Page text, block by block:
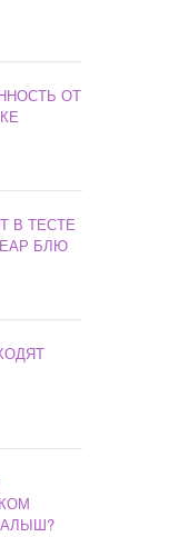
ОТ
В ТЕСТЕ
БЛЮ